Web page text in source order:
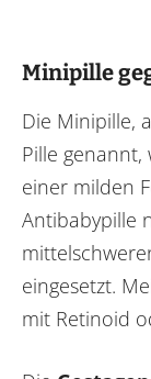
Minipille
Die Minipille,
Pille genannt,
einer milden
Antibabypille
eingesetzt.
mit Retinoid